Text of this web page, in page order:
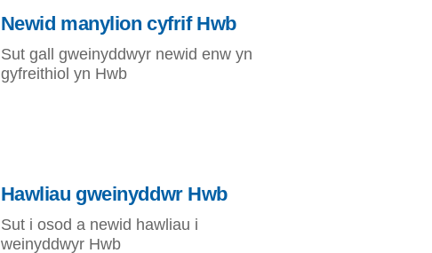
Newid manylion cyfrif Hwb
Sut gall gweinyddwyr newid enw yn
gyfreithiol yn Hwb
Hawliau gweinyddwr Hwb
Sut i osod a newid hawliau i
weinyddwyr Hwb